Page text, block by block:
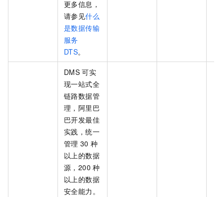
更多信息，
请参见什么
是数据传输
服务
DTS。
DMS 可实
现一站式全
链路数据管
理，阿里巴
巴开发最佳
实践，统一
管理 30 种
以上的数据
源，200 种
以上的数据
安全能力。